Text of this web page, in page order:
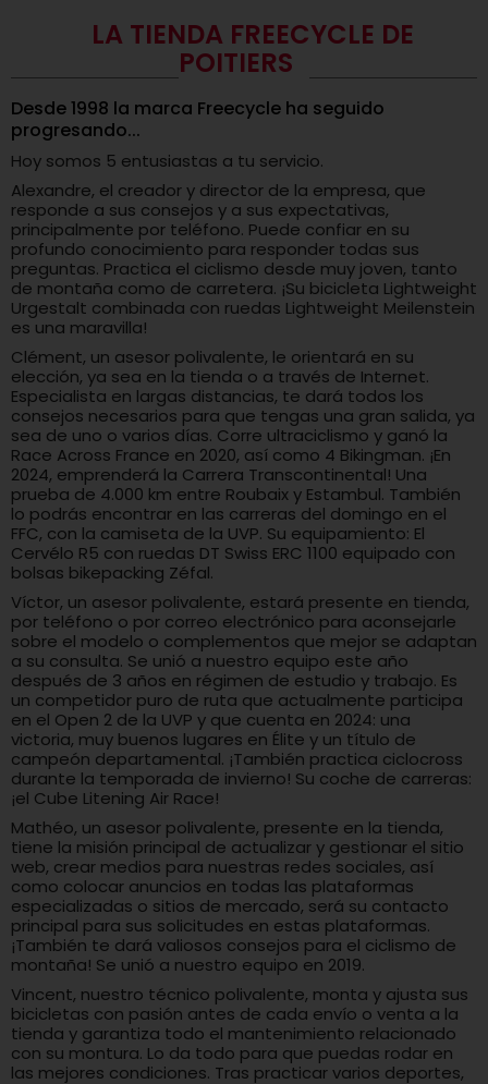
LA TIENDA FREECYCLE DE
POITIERS
Desde 1998 la marca Freecycle ha seguido
progresando...
Hoy somos 5 entusiastas a tu servicio.
Alexandre, el creador y director de la empresa, que
responde a sus consejos y a sus expectativas,
principalmente por teléfono. Puede confiar en su
profundo conocimiento para responder todas sus
preguntas. Practica el ciclismo desde muy joven, tanto
de montaña como de carretera. ¡Su bicicleta Lightweight
Urgestalt combinada con ruedas Lightweight Meilenstein
es una maravilla!
Clément, un asesor polivalente, le orientará en su
elección, ya sea en la tienda o a través de Internet.
Especialista en largas distancias, te dará todos los
consejos necesarios para que tengas una gran salida, ya
sea de uno o varios días. Corre ultraciclismo y ganó la
Race Across France en 2020, así como 4 Bikingman. ¡En
2024, emprenderá la Carrera Transcontinental! Una
prueba de 4.000 km entre Roubaix y Estambul. También
lo podrás encontrar en las carreras del domingo en el
FFC, con la camiseta de la UVP. Su equipamiento: El
Cervélo R5 con ruedas DT Swiss ERC 1100 equipado con
bolsas bikepacking Zéfal.
Víctor, un asesor polivalente, estará presente en tienda,
por teléfono o por correo electrónico para aconsejarle
sobre el modelo o complementos que mejor se adaptan
a su consulta. Se unió a nuestro equipo este año
después de 3 años en régimen de estudio y trabajo. Es
un competidor puro de ruta que actualmente participa
en el Open 2 de la UVP y que cuenta en 2024: una
victoria, muy buenos lugares en Élite y un título de
campeón departamental. ¡También practica ciclocross
durante la temporada de invierno! Su coche de carreras:
¡el Cube Litening Air Race!
Mathéo, un asesor polivalente, presente en la tienda,
tiene la misión principal de actualizar y gestionar el sitio
web, crear medios para nuestras redes sociales, así
como colocar anuncios en todas las plataformas
especializadas o sitios de mercado, será su contacto
principal para sus solicitudes en estas plataformas.
¡También te dará valiosos consejos para el ciclismo de
montaña! Se unió a nuestro equipo en 2019.
Vincent, nuestro técnico polivalente, monta y ajusta sus
bicicletas con pasión antes de cada envío o venta a la
tienda y garantiza todo el mantenimiento relacionado
con su montura. Lo da todo para que puedas rodar en
las mejores condiciones. Tras practicar varios deportes,